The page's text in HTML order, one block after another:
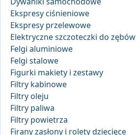
Ekspresy ciśnieniowe
Ekspresy przelewowe
Elektryczne szczoteczki do zębów
Felgi aluminiowe
Felgi stalowe
Figurki makiety i zestawy
Filtry kabinowe
Filtry oleju
Filtry paliwa
Filtry powietrza
Firany zasłony i rolety dziecięce